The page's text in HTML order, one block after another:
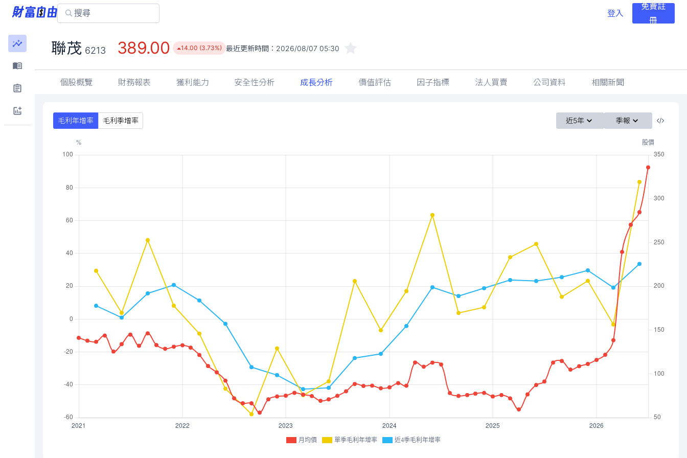
登入
免費註
冊
聯茂 6213 389.00 14.00 (3.73%) 最近更新時間： 2026/08/07 05:30
個股概覽 財務報表 獲利能力 安全性分析 成長分析 價值評估 因子指標 法人買賣 公司資料 相關新聞
毛利年增率 毛利季增率 近5年 季報
月均價 單季毛利年增率 近4季毛利年增率